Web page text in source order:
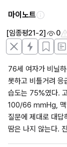
마이노트
[임종평21-2] 0
76세 여자가 비닐
못하고 비틀거려
습도는 75%였다.
100/66 mmHg, 맥
질문에 제대로 대답
땀은 나지 않는다.